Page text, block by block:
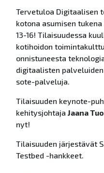
Tervetuloa Digitaalisen
kotona asumisen
13-16! Tilaisuudessa
kotihoidon
onnistuneesta
digitaalisten
sote-palveluja.
Tilaisuuden keynote-
kehitysjohtaja Jaana
nyt!
Tilaisuuden järjestävät
Testbed -hankkeet.